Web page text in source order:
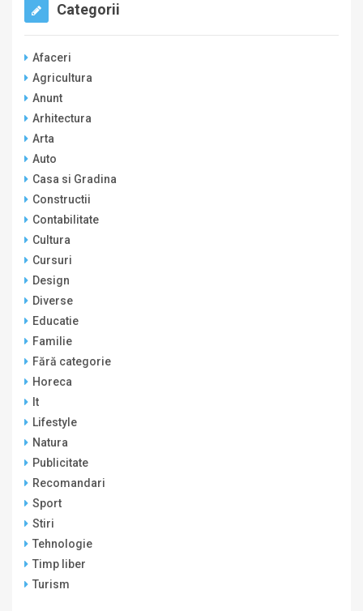
Categorii
Afaceri
Agricultura
Anunt
Arhitectura
Arta
Auto
Casa si Gradina
Constructii
Contabilitate
Cultura
Cursuri
Design
Diverse
Educatie
Familie
Fără categorie
Horeca
It
Lifestyle
Natura
Publicitate
Recomandari
Sport
Stiri
Tehnologie
Timp liber
Turism